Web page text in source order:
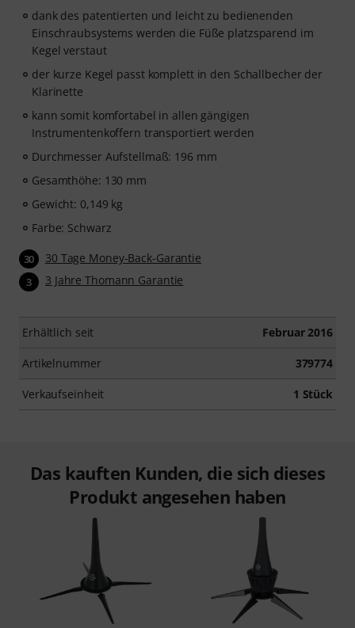
dank des patentierten und leicht zu bedienenden
Einschraubsystems werden die Füße platzsparend im
Kegel verstaut
der kurze Kegel passt komplett in den Schallbecher der
Klarinette
kann somit komfortabel in allen gängigen
Instrumentenkoffern transportiert werden
Durchmesser Aufstellmaß: 196 mm
Gesamthöhe: 130 mm
Gewicht: 0,149 kg
Farbe: Schwarz
30 30 Tage Money-Back-Garantie
3 3 Jahre Thomann Garantie
Erhältlich seit Februar 2016
Artikelnummer 379774
Verkaufseinheit 1 Stück
Das kauften Kunden, die sich dieses
Produkt angesehen haben